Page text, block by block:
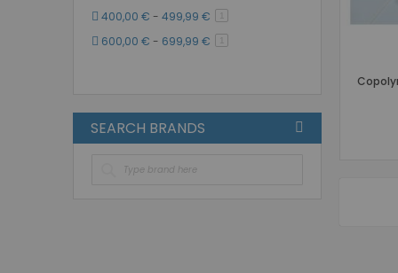
400,00 € - 499,99 € 1
600,00 € - 699,99 € 1
SEARCH BRANDS